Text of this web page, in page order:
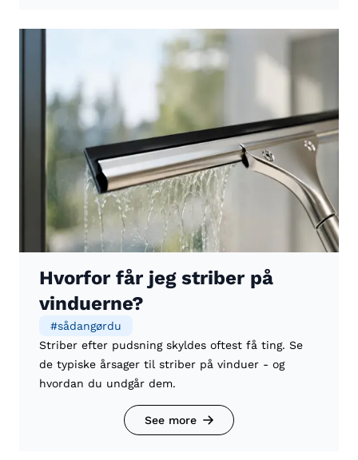
Hvorfor får jeg striber på
vinduerne?
#sådangørdu
Striber efter pudsning skyldes oftest få ting. Se
de typiske årsager til striber på vinduer - og
hvordan du undgår dem.
See more